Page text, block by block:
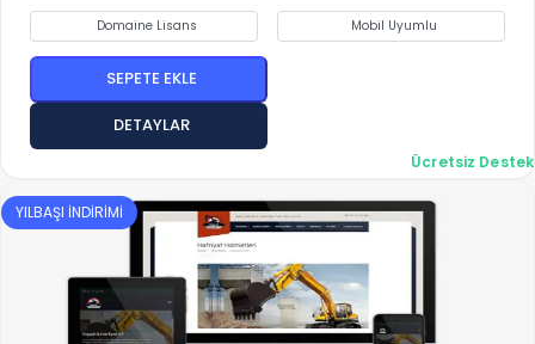
Ücretsiz Destek
Domaine Lisans Mobil Uyumlu
SEPETE EKLE
DETAYLAR
YILBAŞI İNDİRİMİ